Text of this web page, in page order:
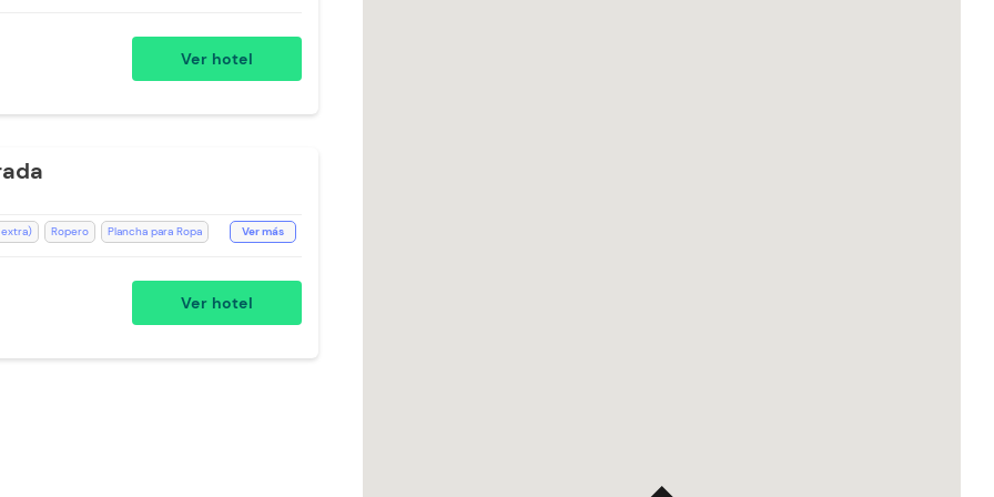
Jacuzzi
Ver hotel
Ropero
Plancha para Ropa
Ver más
Ver hotel